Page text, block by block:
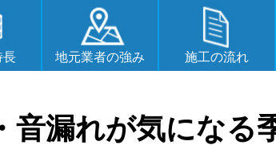
長 地元業者の強み 施工の流れ
音漏れが気になる